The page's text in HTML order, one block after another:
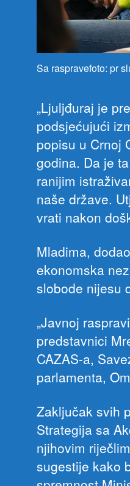
Sa raspravefoto: pr
„Ljuljđuraj je
podsjećujući
popisu u Crnoj
godina. Da je
ranijim
naše države.
vrati nakon
Mladima,
ekonomska
slobode nijesu
„Javnoj
predstavnici
CAZAS-a,
parlamenta,
Zaključak svih
Strategija sa
njihovim
sugestije kako